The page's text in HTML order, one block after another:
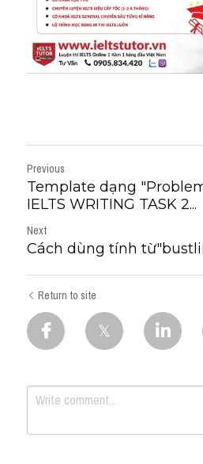
Previous
Template dạng
IELTS WRITING TASK 2...
Next
Cách dùng tính
Return to site